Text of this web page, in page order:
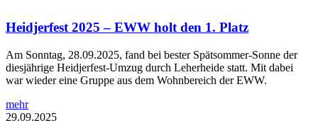
Heidjerfest 2025 – EWW holt den 1. Platz
Am Sonntag, 28.09.2025, fand bei bester Spätsommer-Sonne der
diesjährige Heidjerfest-Umzug durch Leherheide statt. Mit dabei
war wieder eine Gruppe aus dem Wohnbereich der EWW.
mehr
29.09.2025